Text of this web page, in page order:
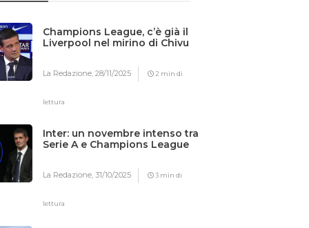
Champions League, c’è già il
Liverpool nel mirino di Chivu
La Redazione,28/11/2025 2 min di
lettura
Inter: un novembre intenso tra
Serie A e Champions League
La Redazione,31/10/2025 3 min di
lettura